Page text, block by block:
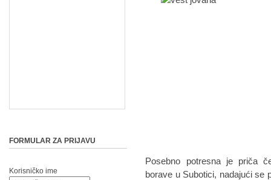
Posebno potresna je priča
borave u Subotici, nadajući se
FORMULAR ZA PRIJAVU
Korisničko ime